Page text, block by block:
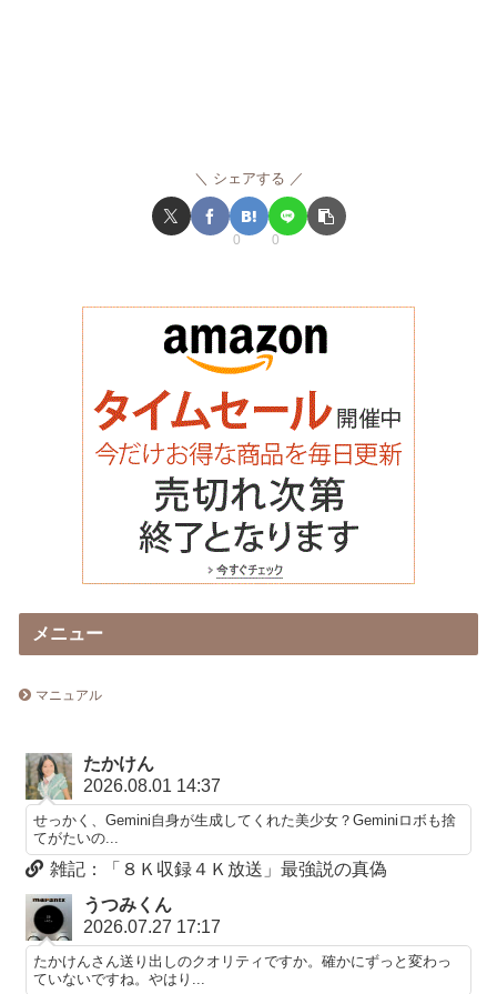
シェアする
0 0
メニュー
マニュアル
たかけん
2026.08.01 14:37
せっかく、Gemini自身が生成してくれた美少女？Geminiロボも捨
てがたいの...
雑記：「８Ｋ収録４Ｋ放送」最強説の真偽
うつみくん
2026.07.27 17:17
たかけんさん送り出しのクオリティですか。確かにずっと変わっ
ていないですね。やはり...